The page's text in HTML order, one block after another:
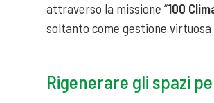
attraverso la missione “100
soltanto come gestione
Rigenerare gli spazi